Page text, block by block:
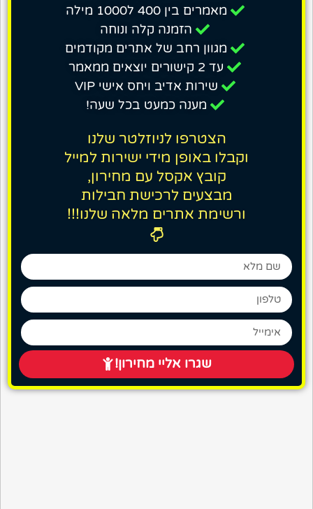
מאמרים בין 400 ל1000 מילה
הזמנה קלה ונוחה
מגוון רחב של אתרים מקודמים
עד 2 קישורים יוצאים ממאמר
שירות אדיב ויחס אישי VIP
מענה כמעט בכל שעה!
הצטרפו לניוזלטר שלנו
וקבלו באופן מידי ישירות למייל
קובץ אקסל עם מחירון,
מבצעים לרכישת חבילות
ורשימת אתרים מלאה שלנו!!!
שגרו אליי מחירון!